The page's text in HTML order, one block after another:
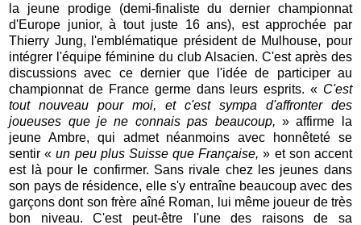
la jeune prodige (demi-finaliste du dernier championnat
d'Europe junior, à tout juste 16 ans), est approchée par
Thierry Jung, l'emblématique président de Mulhouse, pour
intégrer l'équipe féminine du club Alsacien. C'est après des
discussions avec ce dernier que l'idée de participer au
championnat de France germe dans leurs esprits. « C'est
tout nouveau pour moi, et c'est sympa d'affronter des
joueuses que je ne connais pas beaucoup, » affirme la
jeune Ambre, qui admet néanmoins avec honnêteté se
sentir « un peu plus Suisse que Française, » et son accent
est là pour le confirmer. Sans rivale chez les jeunes dans
son pays de résidence, elle s'y entraîne beaucoup avec des
garçons dont son frère aîné Roman, lui même joueur de très
bon niveau. C'est peut-être l'une des raisons de sa